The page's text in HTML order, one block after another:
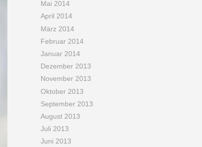
Mai 2014
April 2014
März 2014
Februar 2014
Januar 2014
Dezember 2013
November 2013
Oktober 2013
September 2013
August 2013
Juli 2013
Juni 2013